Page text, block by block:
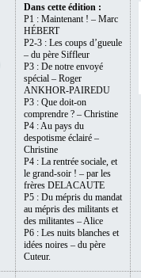
Dans cette édition :
P1 : Maintenant ! – Marc
HÉBERT
P2-3 : Les coups d’gueule
– du père Siffleur
P3 : De notre envoyé
spécial – Roger
ANKHOR-PAIREDU
P3 : Que doit-on
comprendre ? – Christine
P4 : Au pays du
despotisme éclairé –
Christine
P4 : La rentrée sociale, et
le grand-soir ! – par les
frères DELACAUTE
P5 : Du mépris du mandat
au mépris des militants et
des militantes – Alice
P6 : Les nuits blanches et
idées noires – du père
Cuteur.